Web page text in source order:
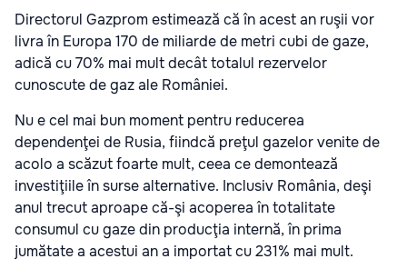
Directorul Gazprom estimează că în acest an ruşii vor
livra în Europa 170 de miliarde de metri cubi de gaze,
adică cu 70% mai mult decât totalul rezervelor
cunoscute de gaz ale României.
Nu e cel mai bun moment pentru reducerea
dependenţei de Rusia, fiindcă preţul gazelor venite de
acolo a scăzut foarte mult, ceea ce demontează
investiţiile în surse alternative. Inclusiv România, deşi
anul trecut aproape că-şi acoperea în totalitate
consumul cu gaze din producţia internă, în prima
jumătate a acestui an a importat cu 231% mai mult.